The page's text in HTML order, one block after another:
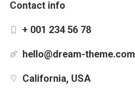
Contact info
+ 001 234 56 78
hello@dream-theme.com
California, USA